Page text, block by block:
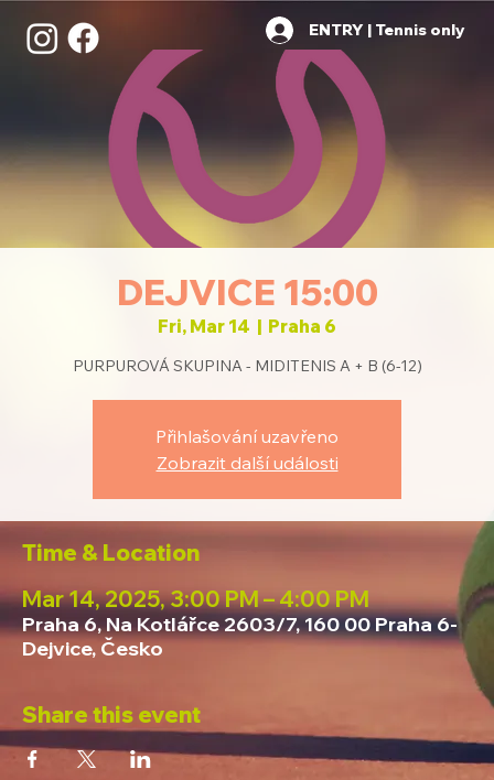
ENTRY | Tennis only
DEJVICE 15:00
Fri, Mar 14
  |
Praha 6
PURPUROVÁ SKUPINA - MIDITENIS A + B (6-12)
Přihlašování uzavřeno
Zobrazit další události
Time & Location
Mar 14, 2025, 3:00 PM – 4:00 PM
Praha 6, Na Kotlářce 2603/7, 160 00 Praha 6-
Dejvice, Česko
Share this event